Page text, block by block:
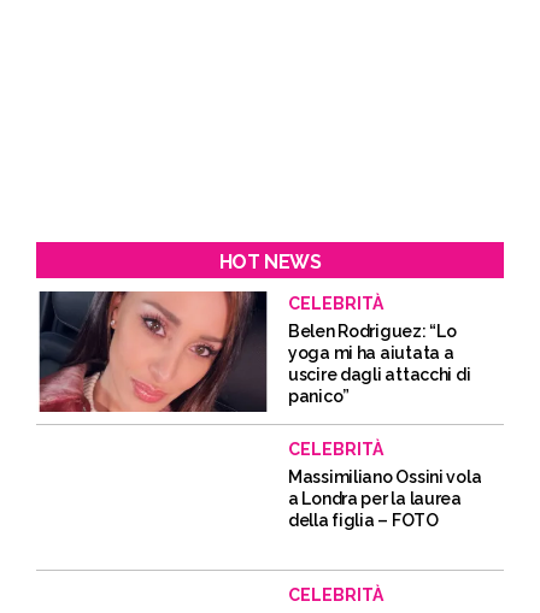
HOT NEWS
CELEBRITÀ
Belen Rodriguez: “Lo
yoga mi ha aiutata a
uscire dagli attacchi di
panico”
CELEBRITÀ
Massimiliano Ossini vola
a Londra per la laurea
della figlia – FOTO
CELEBRITÀ